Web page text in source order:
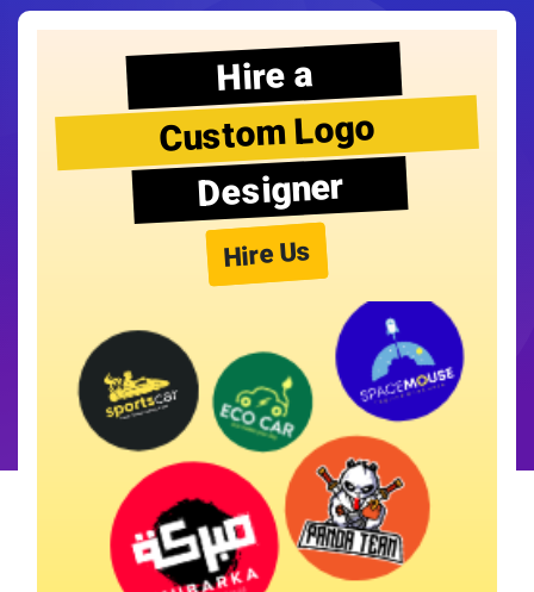
Hire a
Custom Logo
Designer
Hire Us